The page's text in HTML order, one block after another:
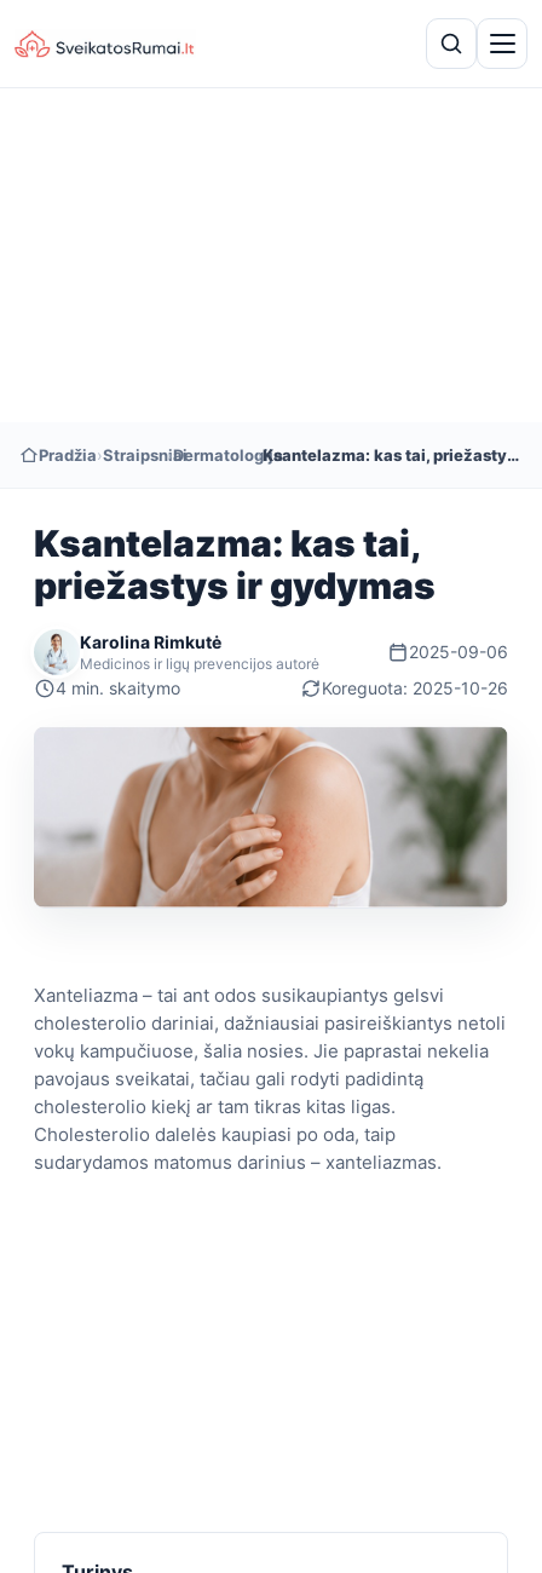
Pradžia›Straipsniai
›Dermatologija
› Ksantelazma: kas tai, priežastys ir gydymas
Ksantelazma: kas tai,
priežastys ir gydymas
Karolina Rimkutė
Medicinos ir ligų prevencijos autorė
2025-09-06
4 min. skaitymo
Koreguota: 2025-10-26
Xanteliazma – tai ant odos susikaupiantys gelsvi
cholesterolio dariniai, dažniausiai pasireiškiantys netoli
vokų kampučiuose, šalia nosies. Jie paprastai nekelia
pavojaus sveikatai, tačiau gali rodyti padidintą
cholesterolio kiekį ar tam tikras kitas ligas.
Cholesterolio dalelės kaupiasi po oda, taip
sudarydamos matomus darinius – xanteliazmas.